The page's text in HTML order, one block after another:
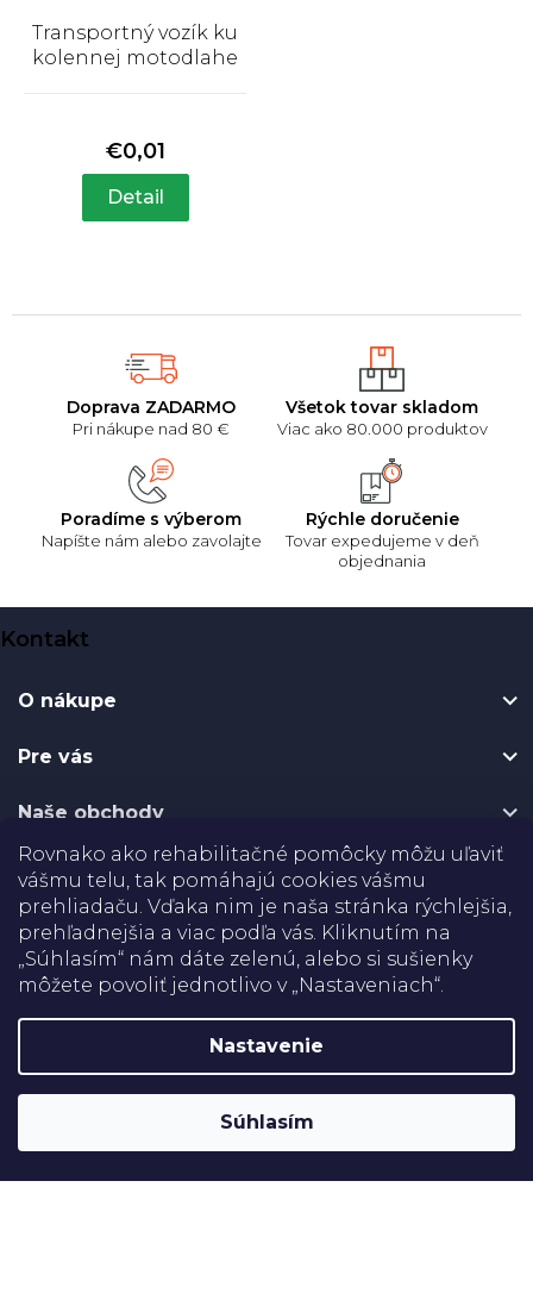
Rovnako ako rehabilitačné pomôcky môžu uľaviť
vášmu telu, tak pomáhajú cookies vášmu
prehliadaču. Vďaka nim je naša stránka rýchlejšia,
prehľadnejšia a viac podľa vás. Kliknutím na
„Súhlasím“ nám dáte zelenú, alebo si sušienky
môžete povoliť jednotlivo v „Nastaveniach“.
Nastavenie
Súhlasím
Doprava ZADARMO
Pri nákupe nad 80 €
Všetok tovar skladom
Viac ako 80.000 produktov
Poradíme s výberom
Napíšte nám alebo zavolajte
Rýchle doručenie
Tovar expedujeme v deň
objednania
Transportný vozík ku
kolennej motodlahe
produktu
€0,01
Detail
á
Kontakt
O nákupe
Pre vás
Naše obchody
Certifikáty
Doprava
Platba
Rehabilitačné pomôcky
Upraviť nastavenie cookies